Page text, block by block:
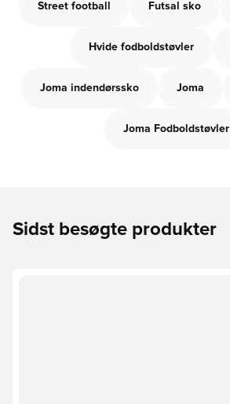
Street football Futsal sko
Hvide fodboldstøvler
Joma indendørssko Joma
Joma Fodboldstøvler
Sidst besøgte produkter